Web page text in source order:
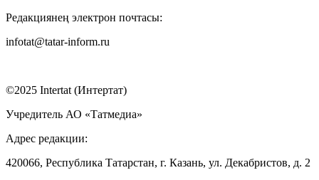
Редакциянең электрон почтасы:
infotat@tatar-inform.ru
©2025 Intertat (Интертат)
Учредитель АО «Татмедиа»
Адрес редакции:
420066, Республика Татарстан, г. Казань, ул. Декабристов, д. 2